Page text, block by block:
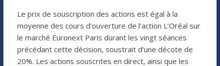
Le prix de souscription des actions est égal à la
moyenne des cours d’ouverture de l’action L’Oréal sur
le marché Euronext Paris durant les vingt séances
précédant cette décision, soustrait d’une décote de
20%. Les actions souscrites en direct, ainsi que les